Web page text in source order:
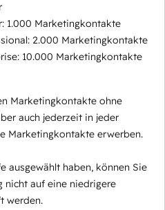
1.000 Marketingkontakte
2.000 Marketingkontakte
10.000 Marketingkontakte
Marketingkontakte ohne
auch jederzeit in jeder
Marketingkontakte erwerben.
ausgewählt haben, können Sie
nicht auf eine niedrigere
werden.